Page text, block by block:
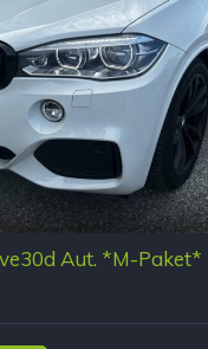
Aut. *M-Paket*